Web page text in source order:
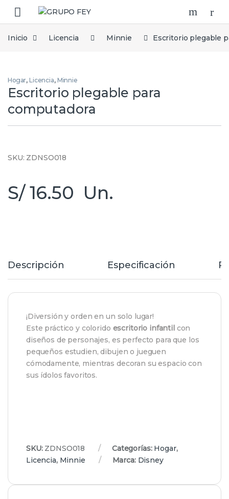
Skip to navigation
Skip to content
Inicio Licencia Minnie Escritorio plegable
Hogar,Licencia, Minnie
Escritorio plegable para
computadora
SKU: ZDNSO018
S/16.50 Un.
Descripción Especificación
¡Diversión y orden en un solo lugar!
Este práctico y colorido escritorio infantilcon
diseños de personajes, es perfecto para que los
pequeños estudien, dibujen o jueguen
cómodamente, mientras decoran su espacio con
sus ídolos favoritos.
SKU: ZDNSO018 Categorías: Hogar,
Licencia, Minnie Marca: Disney